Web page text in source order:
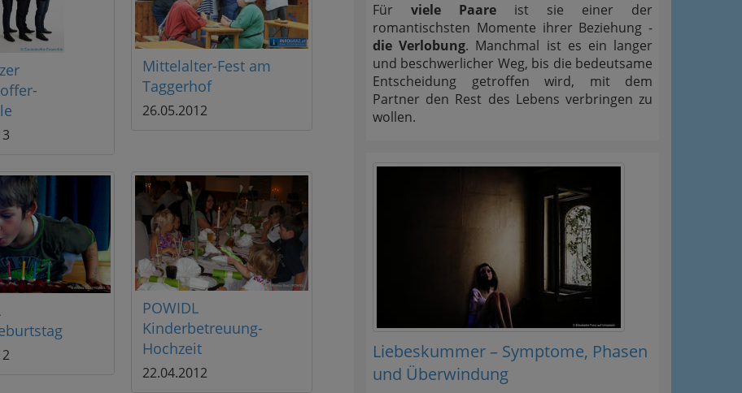
Mittelalter-Fest am
Taggerhof
26.05.2012
POWIDL
Kinderbetreuung-
Hochzeit
22.04.2012
Für viele Paare ist sie einer der
romantischsten Momente ihrer Beziehung -
die Verlobung. Manchmal ist es ein langer
und beschwerlicher Weg, bis die bedeutsame
Entscheidung getroffen wird, mit dem
Partner den Rest des Lebens verbringen zu
wollen.
Liebeskummer – Symptome, Phasen
und Überwindung